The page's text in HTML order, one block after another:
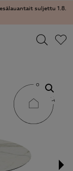
suljettu 1.8.